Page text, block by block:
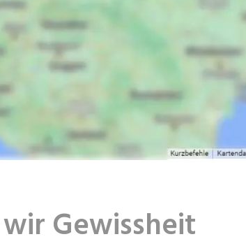
Gewissheit